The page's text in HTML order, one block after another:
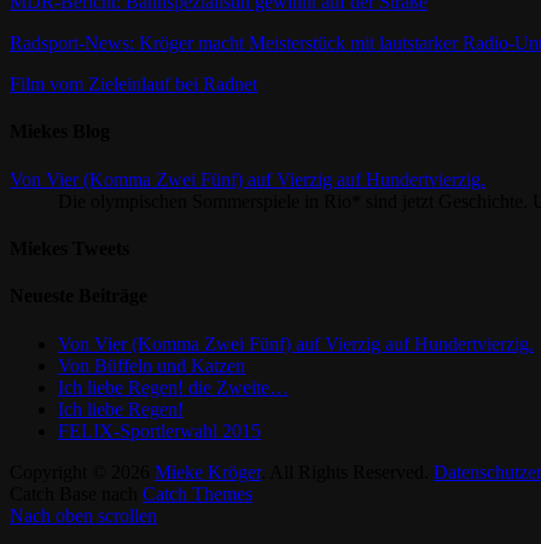
Radsport-News: Kröger macht Meisterstück mit lautstarker Radio-
Film vom Zieleinlauf bei Radnet
Von Vier (Komma Zwei Fünf) auf Vierzig auf Hundertvierzig.
Von Vier (Komma Zwei Fünf) auf Vierzig auf Hundertvierzig.
Von Büffeln und Katzen
Ich liebe Regen! die Zweite…
Ich liebe Regen!
FELIX-Sportlerwahl 2015
Mieke Kröger. All Rights Reserved.
Catch Themes
Nach oben scrollen